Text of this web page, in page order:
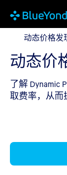
动态价格发现
动态价格发
动态价
了解 Dynamic
取费率，从而